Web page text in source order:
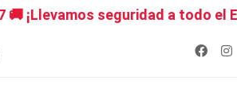
¡Llevamos seguridad a todo el